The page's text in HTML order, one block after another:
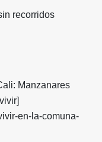
recorridos
Manzanares
en-la-comuna-